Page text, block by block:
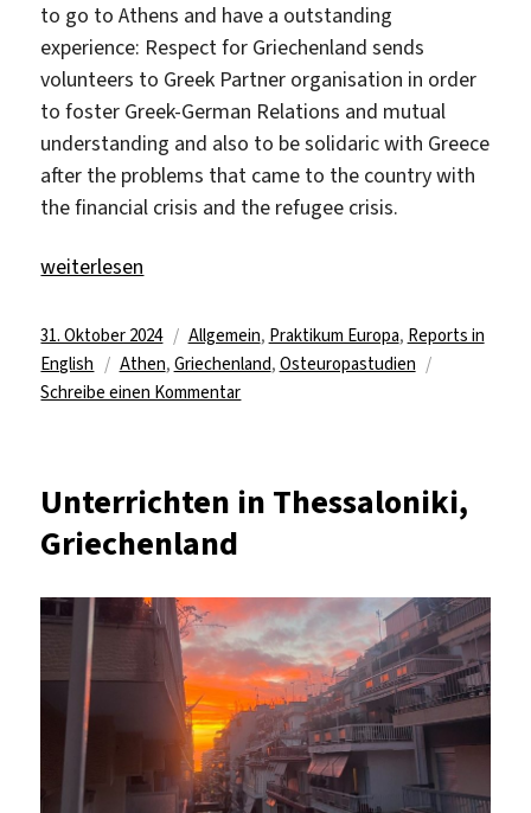
to go to Athens and have a outstanding
experience: Respect for Griechenland sends
volunteers to Greek Partner organisation in order
to foster Greek-German Relations and mutual
understanding and also to be solidaric with Greece
after the problems that came to the country with
the financial crisis and the refugee crisis.
„Engaging with Children’s Rights and Community in
weiterlesen
Veröffentlicht
am
31. Oktober 2024 Kategorien
Allgemein, Praktikum Europa, Reports in
English
Schlagwörter
Athen, Griechenland, Osteuropastudien
Schreibe einen Kommentarzu
Rights
Athens
Unterrichten in Thessaloniki,
Griechenland